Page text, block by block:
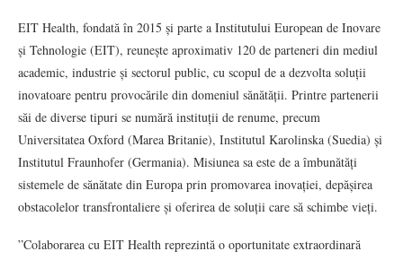
EIT Health, fondată în 2015 și parte a Institutului European de Inovare
și Tehnologie (EIT), reunește aproximativ 120 de parteneri din mediul
academic, industrie și sectorul public, cu scopul de a dezvolta soluții
inovatoare pentru provocările din domeniul sănătății. Printre partenerii
săi de diverse tipuri se numără instituții de renume, precum
Universitatea Oxford (Marea Britanie), Institutul Karolinska (Suedia) și
Institutul Fraunhofer (Germania). Misiunea sa este de a îmbunătăți
sistemele de sănătate din Europa prin promovarea inovației, depășirea
obstacolelor transfrontaliere și oferirea de soluții care să schimbe vieți.
”Colaborarea cu EIT Health reprezintă o oportunitate extraordinară